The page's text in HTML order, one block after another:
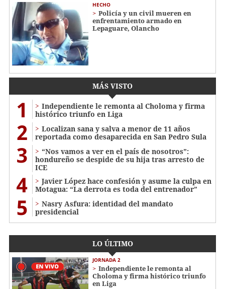
HECHO
Policía y un civil mueren en
enfrentamiento armado en
Lepaguare, Olancho
MÁS VISTO
1
Independiente le remonta al Choloma y firma
histórico triunfo en Liga
2
Localizan sana y salva a menor de 11 años
reportada como desaparecida en San Pedro Sula
3
“Nos vamos a ver en el país de nosotros”:
hondureño se despide de su hija tras arresto de
ICE
4
Javier López hace confesión y asume la culpa en
Motagua: “La derrota es toda del entrenador”
5
Nasry Asfura: identidad del mandato
presidencial
LO ÚLTIMO
JORNADA 2
Independiente le remonta al
Choloma y firma histórico triunfo
en Liga